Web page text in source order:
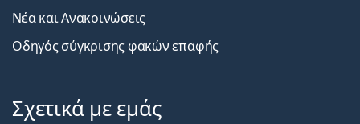
Νέα και Ανακοινώσεις
Οδηγός σύγκρισης φακών επαφής
Σχετικά με εμάς